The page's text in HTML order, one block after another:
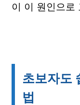
이 이 원인으로
초보자도
법